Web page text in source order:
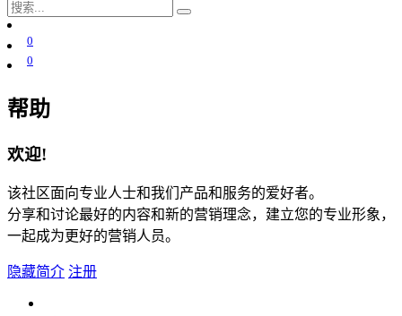
0
0
帮助
欢迎!
该社区面向专业人士和我们产品和服务的爱好者。
分享和讨论最好的内容和新的营销理念，建立您的专业形象，
一起成为更好的营销人员。
隐藏简介 注册